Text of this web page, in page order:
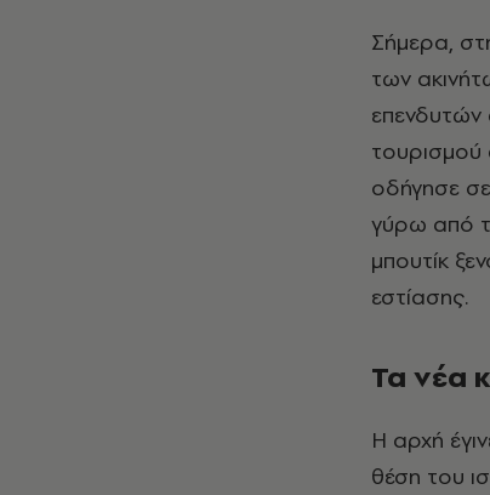
Σήμερα,
των
τουρισμού
οδήγησε
γύρω από
μπουτίκ
εστίασης.
Τα νέα
Η αρχή
θέση του